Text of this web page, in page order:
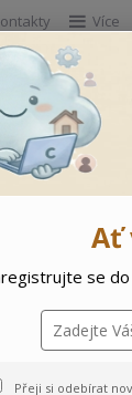
Více
Doprodej
Ať
se do
Přeji si odebírat